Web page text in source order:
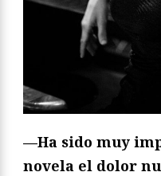
—Ha sido muy
novela el dolor